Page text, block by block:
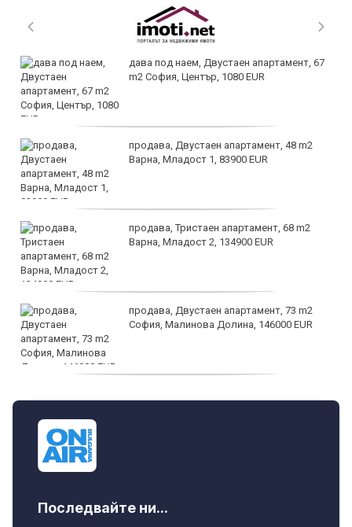
дава под наем, Двустаен апартамент, 67
m2 София, Център, 1080 EUR
продава, Двустаен апартамент, 48 m2
Варна, Младост 1, 83900 EUR
продава, Тристаен апартамент, 68 m2
Варна, Младост 2, 134900 EUR
продава, Двустаен апартамент, 73 m2
София, Малинова Долина, 146000 EUR
Последвайте ни...